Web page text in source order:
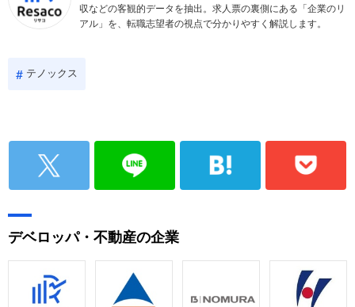
収などの客観的データを抽出。求人票の裏側にある「企業のリ
アル」を、転職志望者の視点で分かりやすく解説します。
テノックス
デベロッパ・不動産の企業